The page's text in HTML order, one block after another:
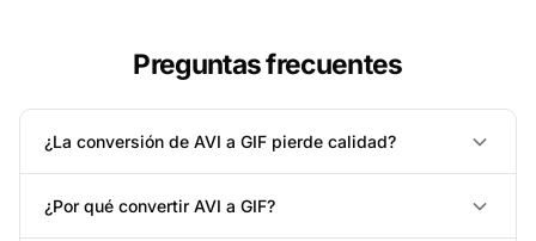
Preguntas frecuentes
¿La conversión de AVI a GIF pierde calidad?
¿Por qué convertir AVI a GIF?